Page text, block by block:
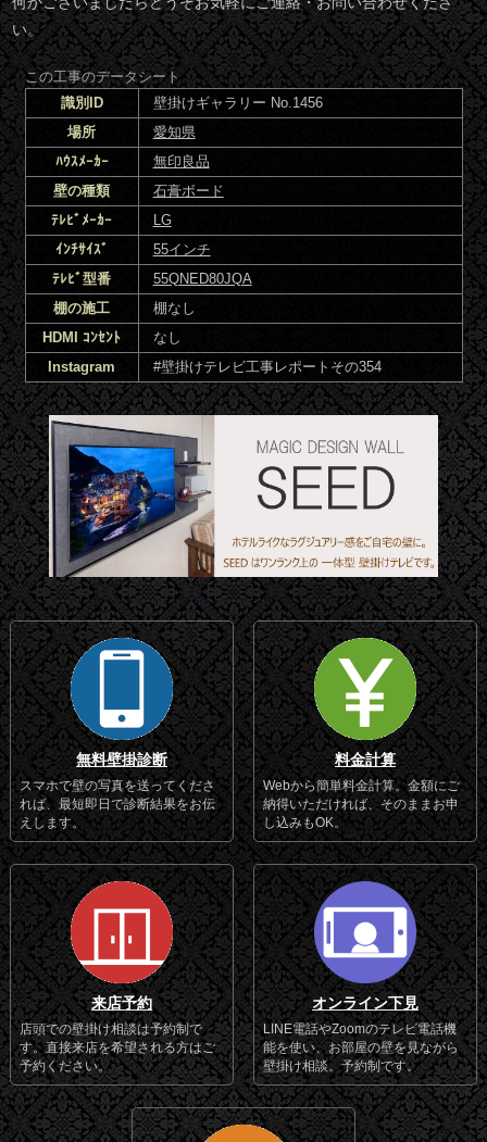
い。
この工事のデータシート
識別ID
壁掛けギャラリー No.1456
場所
愛知県
ﾊｳｽﾒｰｶｰ
無印良品
壁の種類
石膏ボード
ﾃﾚﾋﾞﾒｰｶｰ
LG
ｲﾝﾁｻｲｽﾞ
55インチ
ﾃﾚﾋﾞ型番
55QNED80JQA
棚の施工
棚なし
HDMI ｺﾝｾﾝﾄ
なし
Instagram
#壁掛けテレビ工事レポートその354
無料壁掛診断
スマホで壁の写真を送ってくださ
れば、最短即日で診断結果をお伝
えします。
料金計算
Webから簡単料金計算。金額にご
納得いただければ、そのままお申
し込みもOK。
来店予約
店頭での壁掛け相談は予約制で
す。直接来店を希望される方はご
予約ください。
オンライン下見
LINE電話やZoomのテレビ電話機
能を使い、お部屋の壁を見ながら
壁掛け相談。予約制です。